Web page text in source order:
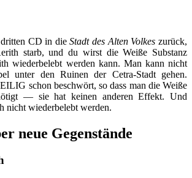
CD in dieStadt des Alten Volkes zurück,
starb, und du wirst die Weiße Substanz
wiederbelebt werden kann. Man kann nicht
unter den Ruinen der Cetra-Stadt gehen.
schon beschwört, so dass man die Weiße
— sie hat keinen anderen Effekt. Und
nicht wiederbelebt werden.
neue Gegenstände